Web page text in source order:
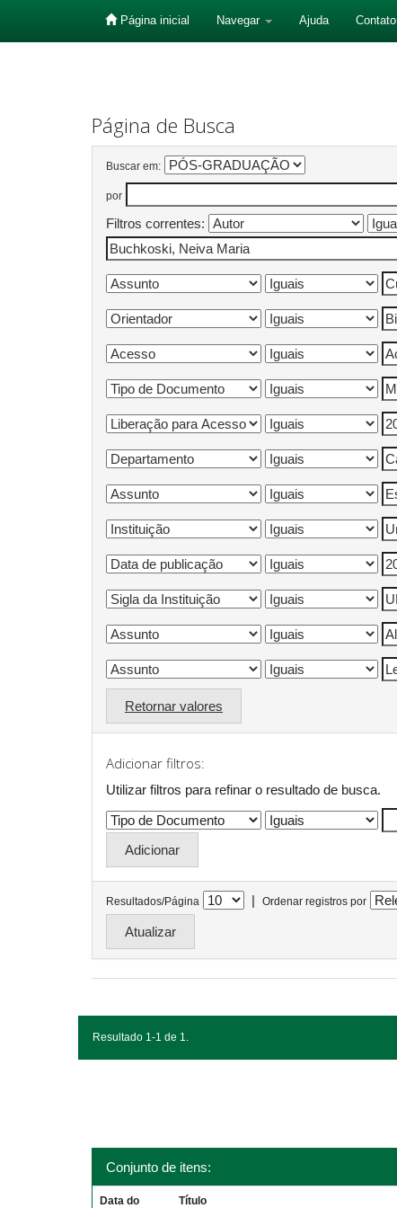
Página inicial Navegar Ajuda Contato
Página de Busca
Buscar em:
por
Filtros correntes:
Retornar valores
Adicionar filtros:
Utilizar filtros para refinar o resultado de busca.
Resultados/Página | Ordenar registros por
Resultado 1-1 de 1.
Conjunto de itens:
Data do Título